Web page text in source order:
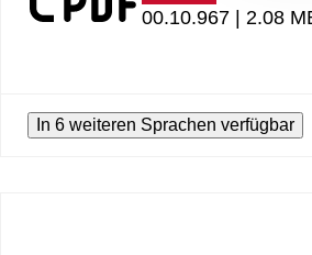
00.10.967 |2.08
In 6 weiteren Sprachen verfügbar